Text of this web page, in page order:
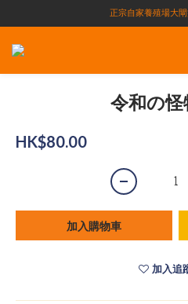
買滿$1000全港免運費
正宗自家養殖場大
買滿$1000全港免運費
令和の怪
HK$80.00
加入購物車
加入追